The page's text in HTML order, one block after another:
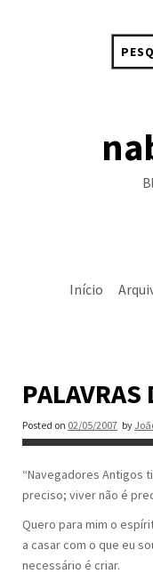
por:
Início
PALAVRAS
Posted on 02/05/2007 by
“Navegadores Antigos
preciso; viver não é
Quero para mim o
a casar com o que eu
necessário é criar.